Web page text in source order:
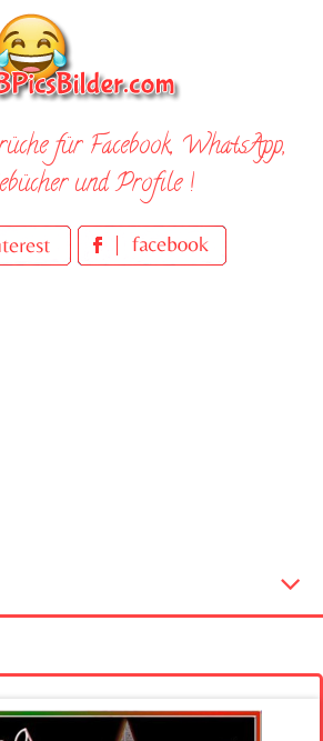
für Facebook, WhatsApp,
und Profile !